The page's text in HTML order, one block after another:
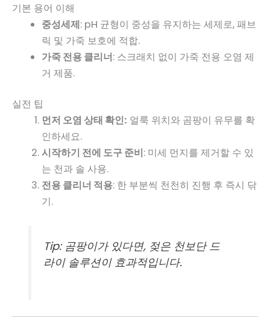
기본 용어 이해
중성세제: pH 균형이 중성을 유지하는 세제로, 패브
릭 및 가죽 보호에 적합.
가죽 전용 클리너: 스크래치 없이 가죽 전용 오염 제
거 제품.
실전 팁
먼저 오염 상태 확인: 얼룩 위치와 곰팡이 유무를 확
인하세요.
시작하기 전에 도구 준비: 미세 먼지를 제거할 수 있
는 천과 솔 사용.
전용 클리너 적용: 한 부분씩 천천히 진행 후 즉시 닦
기.
Tip:곰팡이가 있다면, 젖은 천보단 드
라이 솔루션이 효과적입니다.